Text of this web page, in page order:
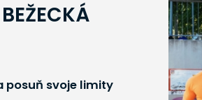
posuň svoje limity